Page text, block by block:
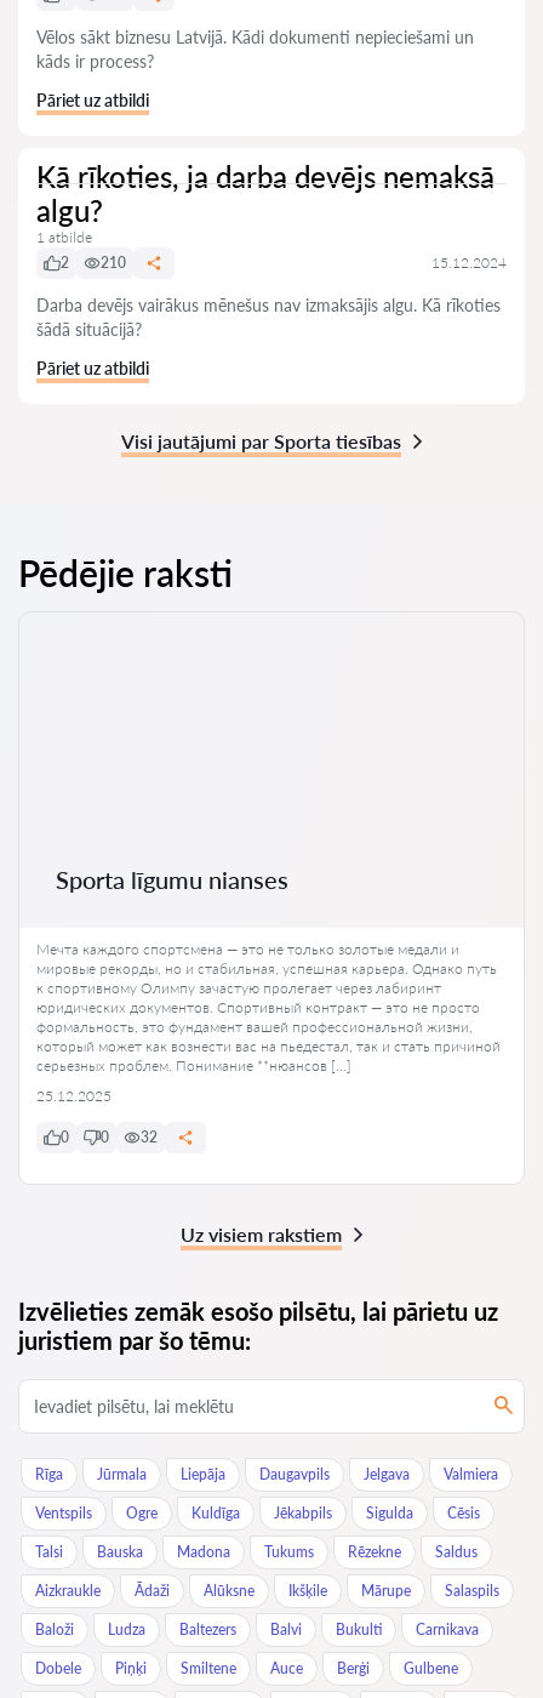
Vēlos sākt biznesu Latvijā. Kādi dokumenti nepieciešami un
kāds ir process?
Pāriet uz atbildi
Kā rīkoties, ja darba devējs nemaksā
algu?
1 atbilde
2
210 15.12.2024
Darba devējs vairākus mēnešus nav izmaksājis algu. Kā rīkoties
šādā situācijā?
Pāriet uz atbildi
Visi jautājumi par Sporta tiesības
Pēdējie raksti
Sporta līgumu nianses
Мечта каждого спортсмена — это не только золотые медали и
мировые рекорды, но и стабильная, успешная карьера. Однако путь
к спортивному Олимпу зачастую пролегает через лабиринт
юридических документов. Спортивный контракт — это не просто
формальность, это фундамент вашей профессиональной жизни,
который может как вознести вас на пьедестал, так и стать причиной
серьезных проблем. Понимание **нюансов […]
25.12.2025
0 0 32
Uz visiem rakstiem
Izvēlieties zemāk esošo pilsētu, lai pārietu uz
juristiem par šo tēmu:
Rīga Jūrmala Liepāja Daugavpils Jelgava Valmiera
Ventspils Ogre Kuldīga Jēkabpils Sigulda Cēsis
Talsi Bauska Madona Tukums Rēzekne Saldus
Aizkraukle Ādaži Alūksne Ikšķile Mārupe Salaspils
Baloži Ludza Baltezers Balvi Bukulti Carnikava
Dobele Piņķi Smiltene Auce Berģi Gulbene